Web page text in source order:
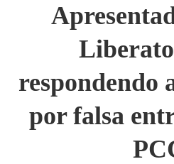
Liberato
respondendo
por falsa